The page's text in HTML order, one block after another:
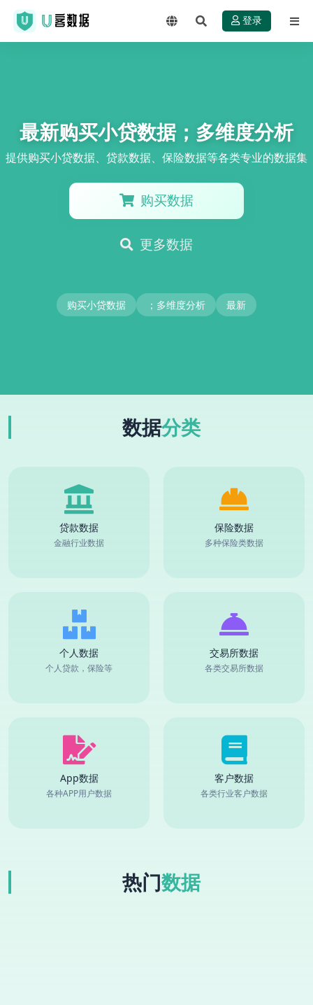
登录
最新购买小贷数据；多维度分析
提供购买小贷数据、贷款数据、保险数据等各类专业的数据集
购买数据
更多数据
购买小贷数据 ；多维度分析 最新
数据分类
贷款数据
金融行业数据
保险数据
多种保险类数据
个人数据
个人贷款，保险等
交易所数据
各类交易所数据
App数据
各种APP用户数据
客户数据
各类行业客户数据
热门数据